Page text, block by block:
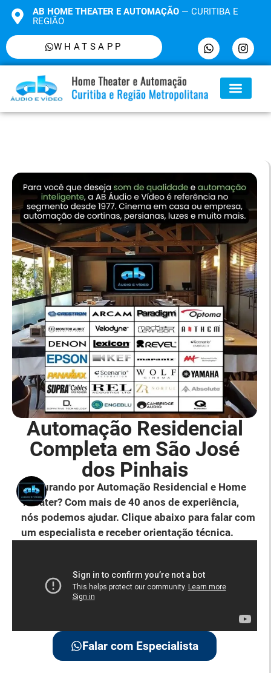
AB HOME THEATER E AUTOMAÇÃO— CURITIBA E
REGIÃO
WHATSAPP
Automação Residencial
Completa em São José
dos Pinhais
Procurando por Automação Residencial e Home
Theater? Com mais de 40 anos de experiência,
nós podemos ajudar. Clique abaixo para falar com
um especialista e receber orientação técnica.
Falar com Especialista